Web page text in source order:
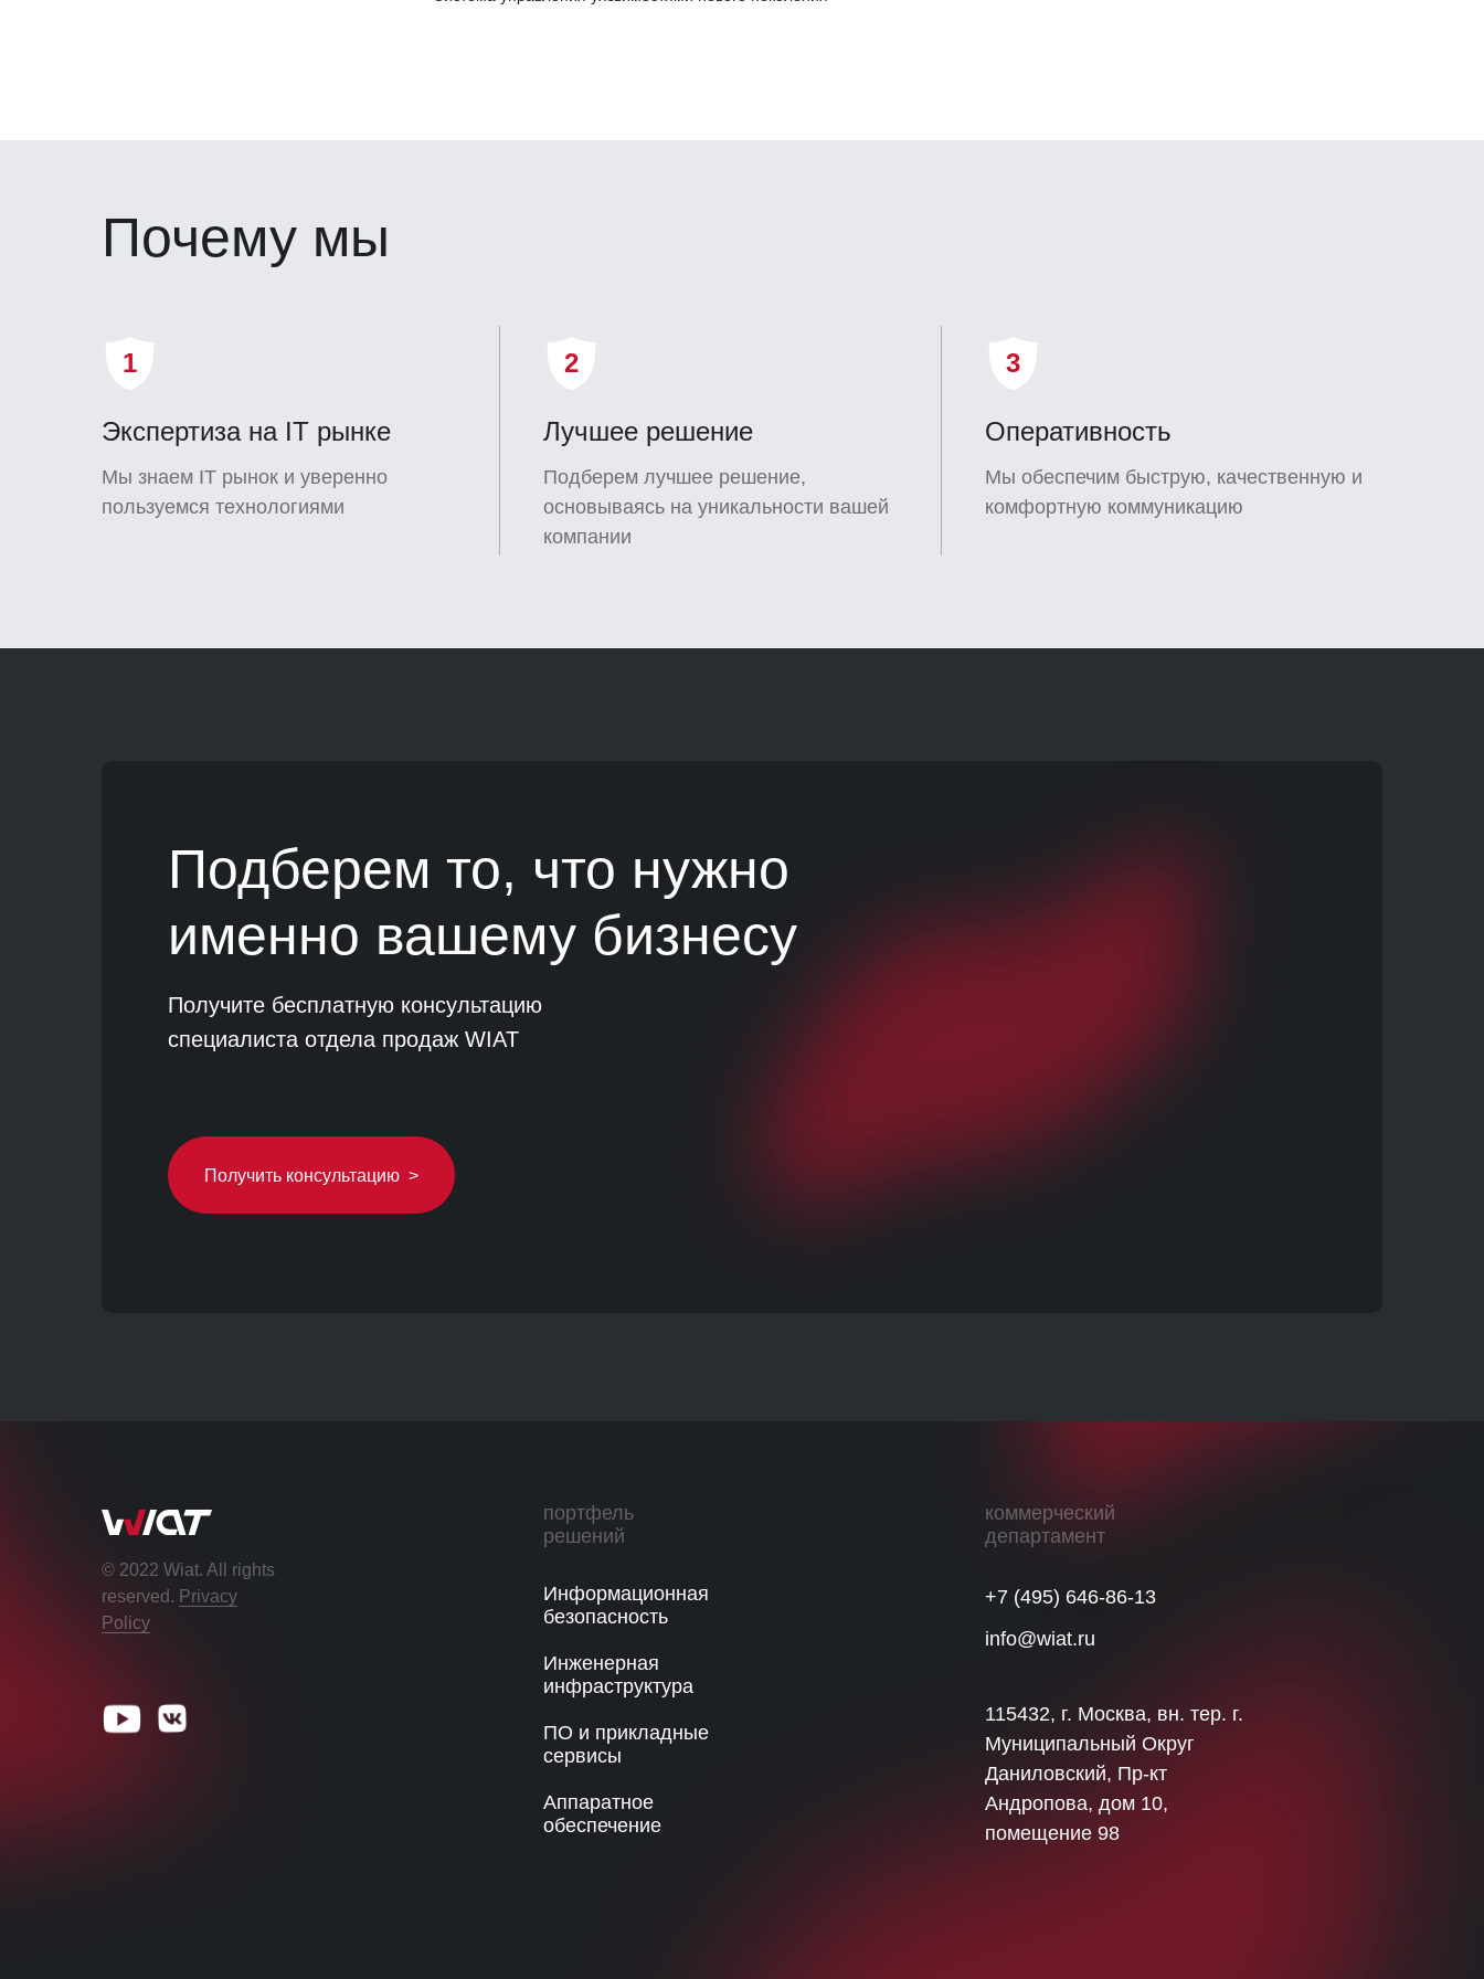
Почему мы
Экспертиза на IT рынке
Мы знаем IT рынок и уверенно
пользуемся технологиями
1
Лучшее решение
Подберем лучшее решение,
основываясь на уникальности вашей
компании
2
Оперативность
Мы обеспечим быструю, качественную и
комфортную коммуникацию
3
Получите бесплатную консультацию
специалиста отдела продаж WIAT
Получить консультацию >
Подберем то, что нужно
именно вашему бизнесу
© 2022 Wiat. All rights
reserved. Privacy
Policy
коммерческий
департамент
+7 (495) 646-86-13
info@wiat.ru
портфель
решений
Информационная
безопасность
Инженерная
инфраструктура
ПО и прикладные
сервисы
Аппаратное
обеспечение
115432, г. Москва, вн. тер. г.
Муниципальный Округ
Даниловский, Пр-кт
Андропова, дом 10,
помещение 98